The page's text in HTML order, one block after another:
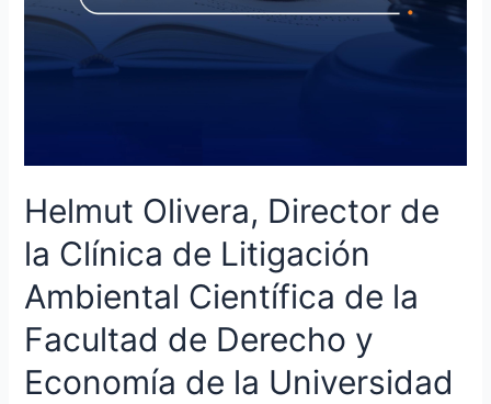
Helmut Olivera, Director de
la Clínica de Litigación
Ambiental Científica de la
Facultad de Derecho y
Economía de la Universidad
la
Facultad
de
de
Universidad
Científica
del
Sur,
es
entrevistado
en
Radio